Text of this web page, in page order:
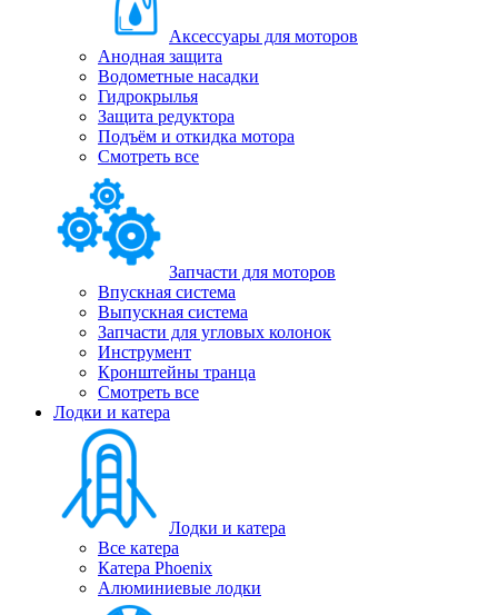
Аксессуары для моторов
Анодная защита
Водометные насадки
Гидрокрылья
Защита редуктора
Подъём и откидка мотора
Смотреть все
Запчасти для моторов
Впускная система
Выпускная система
Запчасти для угловых колонок
Инструмент
Кронштейны транца
Смотреть все
Лодки и катера
Лодки и катера
Все катера
Катера Phoenix
Алюминиевые лодки